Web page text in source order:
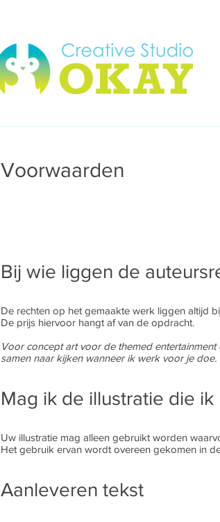
Voorwaarden
Bij wie liggen de
De rechten op het gemaakte werk liggen altijd
De prijs hiervoor hangt af van de opdracht.
Voor concept art voor de themed
samen naar kijken wanneer ik werk voor je doe.
Mag ik de illustratie die
Uw illustratie mag alleen gebruikt worden
Het gebruik ervan wordt overeen gekomen in
Aanleveren tekst